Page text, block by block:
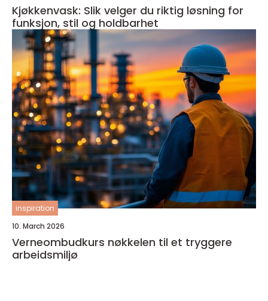
Kjøkkenvask: Slik velger du riktig løsning for
funksjon, stil og holdbarhet
inspiration
10. March 2026
Verneombudkurs nøkkelen til et tryggere
arbeidsmiljø